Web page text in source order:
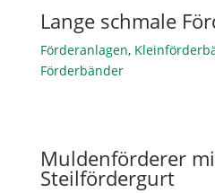
Lange schmale
Förderanlagen,
Förderbänder
Muldenförderer
Steilfördergurt